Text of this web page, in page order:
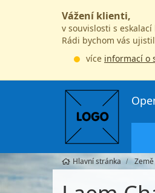
Vážení klienti,
v souvislosti s eskalací
Rádi bychom vás
více informací o
Hlavní stránka Země